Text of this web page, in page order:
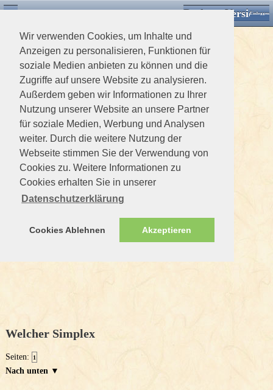
Wir verwenden Cookies, um Inhalte und
Anzeigen zu personalisieren, Funktionen für
soziale Medien anbieten zu können und die
Zugriffe auf unsere Website zu analysieren.
Außerdem geben wir Informationen zu Ihrer
Nutzung unserer Website an unsere Partner
für soziale Medien, Werbung und Analysen
weiter. Durch die weitere Nutzung der
Webseite stimmen Sie der Verwendung von
Cookies zu. Weitere Informationen zu
Cookies erhalten Sie in unserer
Datenschutzerklärung
Cookies Ablehnen Akzeptieren
Desktop VersionEinloggen
Welcher Simplex
Seiten: 1
Nach unten ▼